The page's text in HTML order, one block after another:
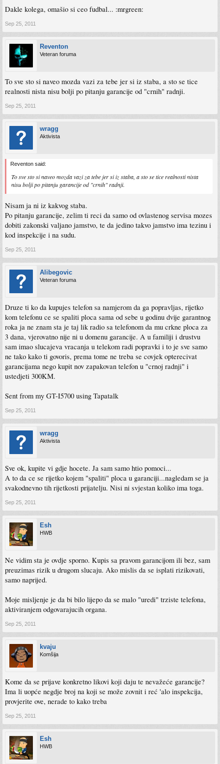
Dakle kolega, omašio si ceo fudbal... :mrgreen:
Sep 25, 2011
Reventon
Veteran foruma
To sve sto si naveo mozda vazi za tebe jer si iz staba, a sto se tice
realnosti nista nisu bolji po pitanju garancije od "crnih" radnji.
Sep 25, 2011
wragg
Aktivista
Reventon said:
To sve sto si naveo mozda vazi za tebe jer si iz staba, a sto se tice realnosti nista
nisu bolji po pitanju garancije od "crnih" radnji.
Nisam ja ni iz kakvog staba.
Po pitanju garancije, zelim ti reci da samo od ovlastenog servisa mozes
dobiti zakonski valjano jamstvo, te da jedino takvo jamstvo ima tezinu i
kod inspekcije i na sudu.
Sep 25, 2011
Alibegovic
Veteran foruma
Druze ti ko da kupujes telefon sa namjerom da ga popravljas, rijetko
kom telefonu ce se spaliti ploca sama od sebe u godinu dvije garantnog
roka ja ne znam sta je taj lik radio sa telefonom da mu crkne ploca za
3 dana, vjerovatno nije ni u domenu garancije. A u familiji i drustvu
sam imao slucajeva vracanja u telekom radi popravki i to je sve samo
ne tako kako ti govoris, prema tome ne treba se covjek opterecivat
garancijama nego kupit nov zapakovan telefon u "crnoj radnji" i
ustedjeti 300KM.
Sent from my GT-I5700 using Tapatalk
Sep 25, 2011
wragg
Aktivista
Sve ok, kupite vi gdje hocete. Ja sam samo htio pomoci...
A to da ce se rijetko kojem "spaliti" ploca u garanciji...nagledam se ja
svakodnevno tih rijetkosti prijatelju. Nisi ni svjestan koliko ima toga.
Sep 25, 2011
Esh
HWB
Ne vidim sta je ovdje sporno. Kupis sa pravom garancijom ili bez, sam
preuzimas rizik u drugom slucaju. Ako mislis da se isplati rizikovati,
samo naprijed.
Moje misljenje je da bi bilo lijepo da se malo "uredi" trziste telefona,
aktiviranjem odgovarajucih organa.
Sep 25, 2011
kvaju
Komšija
Kome da se prijave konkretno likovi koji daju te nevažeće garancije?
Ima li uopće negdje broj na koji se može zovnit i reć 'alo inspekcija,
provjerite ove, nerade to kako treba
Sep 25, 2011
Esh
HWB